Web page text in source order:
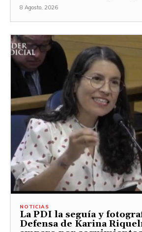
8 Agosto, 2026
NOTICIAS
La PDI la seguía y
Defensa de Karina